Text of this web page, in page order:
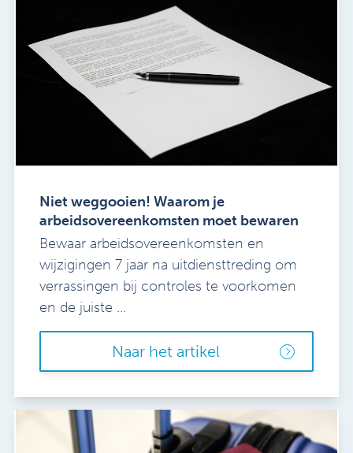
Niet weggooien! Waarom je
arbeidsovereenkomsten moet bewaren
Bewaar arbeidsovereenkomsten en
wijzigingen 7 jaar na uitdiensttreding om
verrassingen bij controles te voorkomen
en de juiste ...
Naar het artikel